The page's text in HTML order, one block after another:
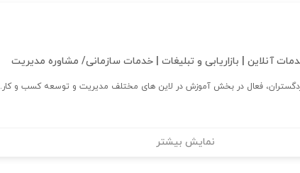
آنلاین | بازاریابی و تبلیغات | خدمات سازمانی/ مشاوره مدیریت
فعال در بخش آموزش در لاین های مختلف مدیریت و توسعه کسب و کار.
نمایش بیشتر